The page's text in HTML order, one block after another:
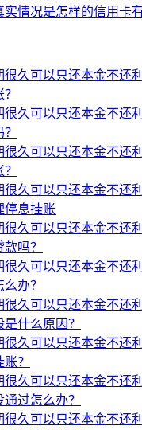
实情况是怎样的信用卡
很久可以只还本金不还
很久可以只还本金不还
很久可以只还本金不还
很久可以只还本金不还
停息挂账
很久可以只还本金不还
吗？
很久可以只还本金不还
办？
很久可以只还本金不还
什么原因？
很久可以只还本金不还
？
很久可以只还本金不还
过怎么办？
很久可以只还本金不还